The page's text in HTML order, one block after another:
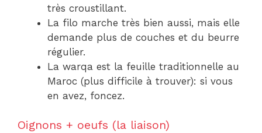
très croustillant.
La filo marche très bien aussi, mais elle
demande plus de couches et du beurre
régulier.
La warqa est la feuille traditionnelle au
Maroc (plus difficile à trouver): si vous
en avez, foncez.
Oignons + oeufs (la liaison)